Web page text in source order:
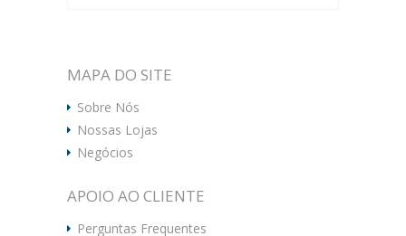
MAPA DO SITE
Sobre Nós
Nossas Lojas
Negócios
APOIO AO CLIENTE
Perguntas Frequentes